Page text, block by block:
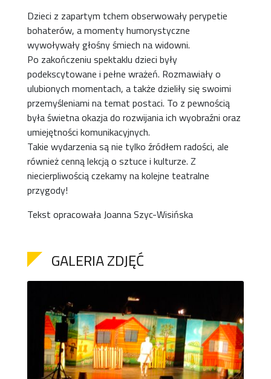
Dzieci z zapartym tchem obserwowały perypetie
bohaterów, a momenty humorystyczne
wywoływały głośny śmiech na widowni.
Po zakończeniu spektaklu dzieci były
podekscytowane i pełne wrażeń. Rozmawiały o
ulubionych momentach, a także dzieliły się swoimi
przemyśleniami na temat postaci. To z pewnością
była świetna okazja do rozwijania ich wyobraźni oraz
umiejętności komunikacyjnych.
Takie wydarzenia są nie tylko źródłem radości, ale
również cenną lekcją o sztuce i kulturze. Z
niecierpliwością czekamy na kolejne teatralne
przygody!
Tekst opracowała Joanna Szyc-Wisińska
GALERIA ZDJĘĆ